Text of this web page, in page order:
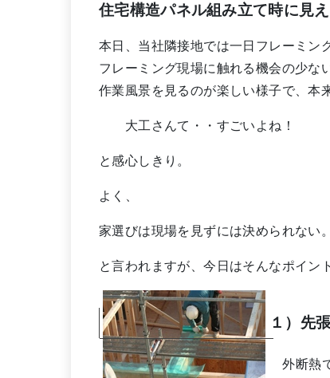
住宅構造パネル組み立て時に見
本日、当社隣接地では一日フレーミング
フレーミング現場に触れる機会の少な
作業風景を見るのが楽しい様子で、本
大工さんて・・すごいよね！
と感心しきり。
よく、
家選びは現場を見ずには決められない。
と言われますが、今日はそんなポイン
１）先
外断熱